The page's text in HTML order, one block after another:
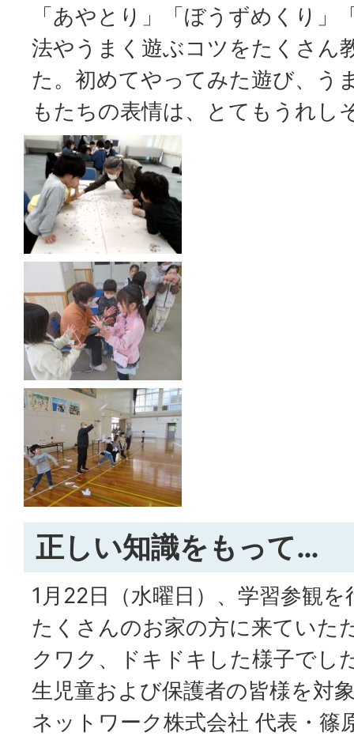
「あやとり」「ぼうずめくり」
法やうまく遊ぶコツをたくさん
た。初めてやってみた遊び、う
もたちの表情は、とてもうれし
正しい知識をもって…
1月22日（水曜日）、学習参観
たくさんのお家の方に来ていた
クワク、ドキドキした様子でし
生児童および保護者の皆様を対
ネットワーク株式会社 代表・篠